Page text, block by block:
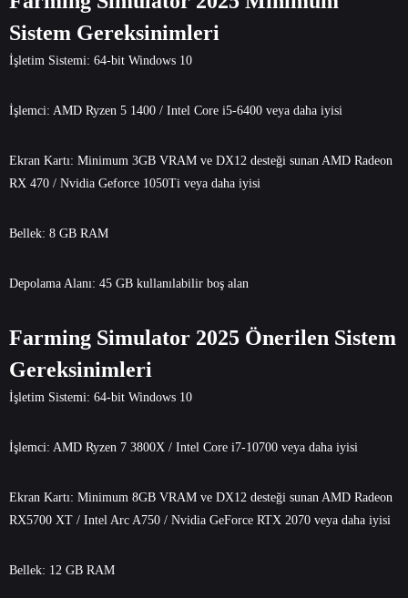
Sistem Gereksinimleri
İşletim Sistemi: 64-bit Windows 10
İşlemci: AMD Ryzen 5 1400 / Intel Core i5-6400 veya daha iyisi
Ekran Kartı: Minimum 3GB VRAM ve DX12 desteği sunan AMD Radeon
RX 470 / Nvidia Geforce 1050Ti veya daha iyisi
Bellek: 8 GB RAM
Depolama Alanı: 45 GB kullanılabilir boş alan
Farming Simulator 2025 Önerilen Sistem
Gereksinimleri
İşletim Sistemi: 64-bit Windows 10
İşlemci: AMD Ryzen 7 3800X / Intel Core i7-10700 veya daha iyisi
Ekran Kartı: Minimum 8GB VRAM ve DX12 desteği sunan AMD Radeon
RX5700 XT / Intel Arc A750 / Nvidia GeForce RTX 2070 veya daha iyisi
Bellek: 12 GB RAM